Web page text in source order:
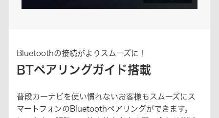
Bluetoothの接続がよりスムーズに！
BTペアリングガイド搭載
普段カーナビを使い慣れないお客様もスムーズにス
マートフォンのBluetoothペアリングができます。